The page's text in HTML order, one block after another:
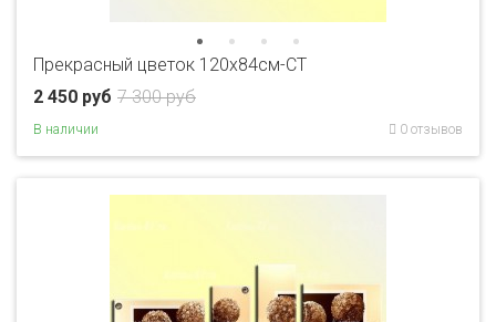
Прекрасный цветок 120х84см-CT
7 300 руб
2 450 руб
В наличии 0 отзывов